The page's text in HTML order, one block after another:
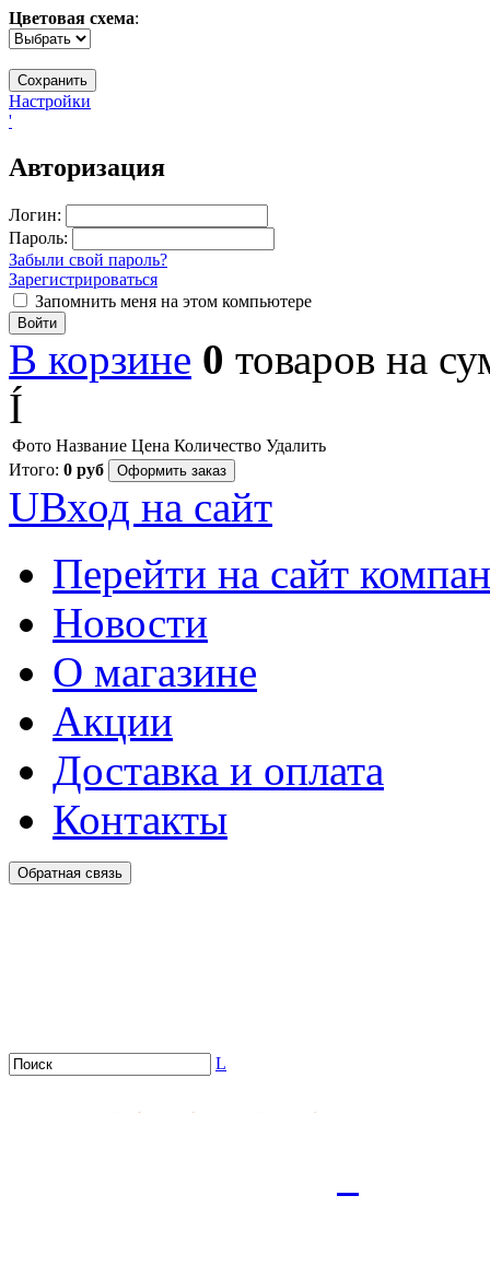
Цветовая схема:
Настройки
'
Авторизация
Логин:
Пароль:
Забыли свой пароль?
Зарегистрироваться
Запомнить меня на этом компьютере
Войти
В корзине 0 товаров на
Í
Фото Название Цена Количество Удалить
Итого: 0 руб Оформить заказ
UВход на сайт
Перейти на сайт
Новости
О магазине
Акции
Доставка и оплата
Контакты
Обратная связь
L